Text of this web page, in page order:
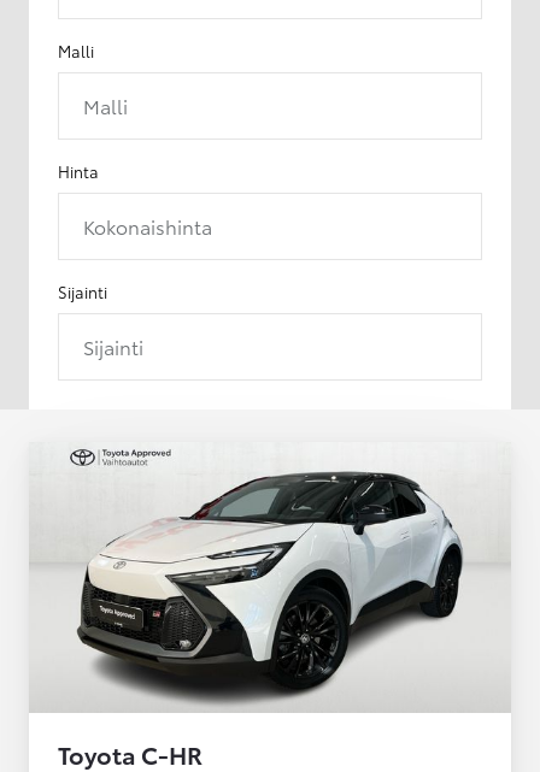
Malli
Malli
Hinta
Kokonaishinta
Sijainti
Sijainti
Toyota C-HR